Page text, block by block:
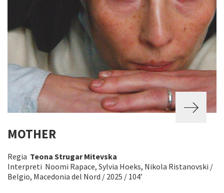
MOTHER
Regia Teona Strugar Mitevska
Interpreti Noomi Rapace, Sylvia Hoeks, Nikola Ristanovski /
Belgio, Macedonia del Nord / 2025 / 104’